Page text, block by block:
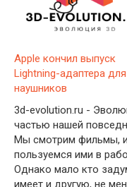
Apple кончил выпуск
Lightning-адаптера для
наушников
3d-evolution.ru -
частью нашей
Мы смотрим фильмы,
пользуемся ими в
Однако мало кто